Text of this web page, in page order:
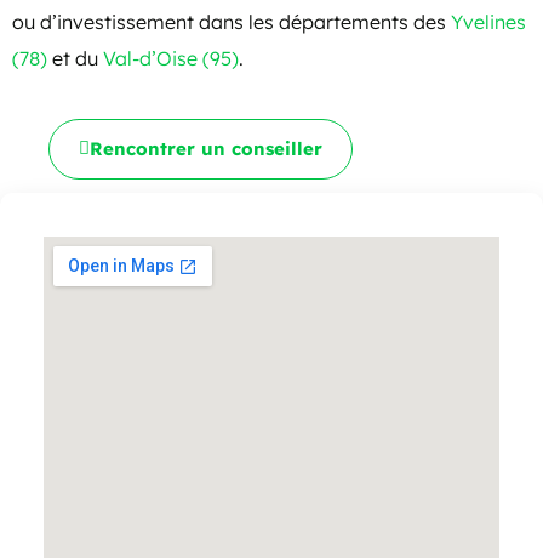
ou d’investissement dans les départements des Yvelines
(78) et du Val-d’Oise (95).
Rencontrer un conseiller